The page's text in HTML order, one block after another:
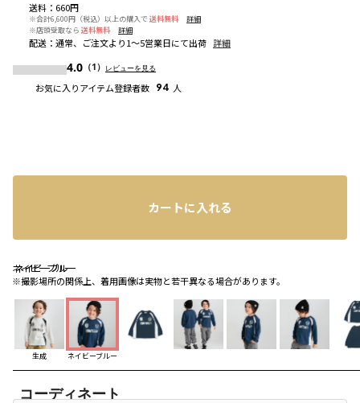
ネイビーブルー
※撮影場所の関係上、着用画像は実物と若干異なる場合があります。
ネイビーブルー
ネイビーブルー
生成 ネイビーブルー
コーディネート
送料 ： 660円
※合計6,600円（税込）以上の購入で 送料無料
詳細
※店頭受取なら 送料無料 詳細
配送 ： 通常、ご注文より1～5営業日にて出荷 詳細
4.0 （1） レビューを見る
お気に入りアイテム登録者数 94 人
カートに入れる